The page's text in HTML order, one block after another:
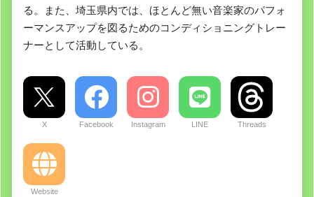
る。また、埼玉県内では、ほとんど無い音楽家のパフォ
ーマンスアップを図るためのコンディショニングトレー
ナーとして活動している。
X Facebook Instagram LINE Threads
Website